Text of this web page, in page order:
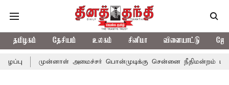
தமிழகம் தேசியம் உலகம் சினிமா விளையாட்டு
அமைச்சர் பொன்முடிக்கு சென்னை நீதிமன்றம் பிடிவாராண்ட்